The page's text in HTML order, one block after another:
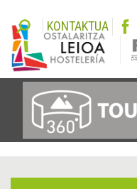
KONTAKTUA